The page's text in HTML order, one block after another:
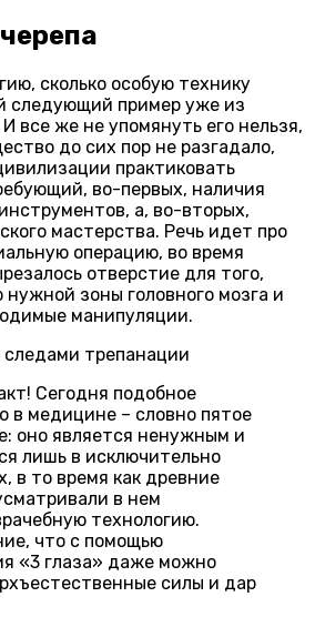
сколько особую технику
следующий пример уже из
все же не упомянуть его нельзя,
до сих пор не разгадало,
практиковать
во-первых, наличия
а, во-вторых,
мастерства. Речь идет про
операцию, во время
отверстие для того,
зоны головного мозга и
манипуляции.
Сегодня подобное
в медицине – словно пятое
оно является ненужным и
лишь в исключительно
в то время как древние
в нем
технологию.
что с помощью
«3 глаза» даже можно
силы и дар